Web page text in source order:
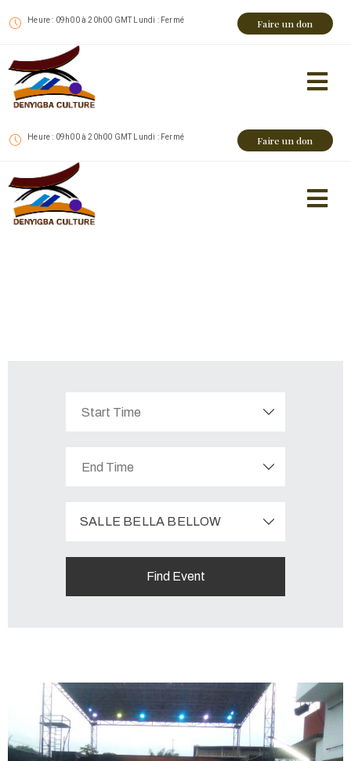
Heure : 09h00 à 20h00 GMT Lundi : Fermé Faire un don
Heure : 09h00 à 20h00 GMT Lundi : Fermé Faire un don
SALLE BELLA BELLOW